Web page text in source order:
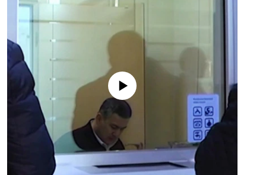
No media source currently available